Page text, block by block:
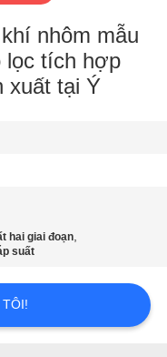
nhôm mẫu
lọc tích hợp
xuất tại Ý
hai giai đoạn,
suất
TÔI!